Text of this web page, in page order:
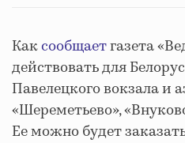
Каксообщаетгазета
действовать для
Павелецкого вокзала и
«Шереметьево»,
Ее можно будет